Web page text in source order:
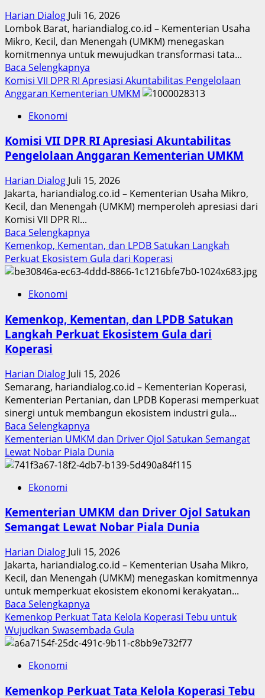
Bagi
Koperasi
Harian Dialog Juli 16, 2026
Lombok Barat, hariandialog.co.id – Kementerian Usaha
Mikro, Kecil, dan Menengah (UMKM) menegaskan
komitmennya untuk mewujudkan transformasi tata...
Baca Selengkapnya
more
about
Transformasi
Tata
UMKM
Melalui
SAPA
Komisi VII DPR RI Apresiasi Akuntabilitas Pengelolaan
Anggaran Kementerian UMKM
Ekonomi
Komisi VII DPR RI Apresiasi Akuntabilitas
Pengelolaan Anggaran Kementerian UMKM
Harian Dialog Juli 15, 2026
Jakarta, hariandialog.co.id – Kementerian Usaha Mikro,
Kecil, dan Menengah (UMKM) memperoleh apresiasi dari
Komisi VII DPR RI...
Baca Selengkapnya
more
about
Komisi
Apresiasi
Akuntabilitas
Kementerian
UMKM
Kemenkop, Kementan, dan LPDB Satukan Langkah
Perkuat Ekosistem Gula dari Koperasi
Ekonomi
Kemenkop, Kementan, dan LPDB Satukan
Langkah Perkuat Ekosistem Gula dari
Koperasi
Harian Dialog Juli 15, 2026
Semarang, hariandialog.co.id – Kementerian Koperasi,
Kementerian Pertanian, dan LPDB Koperasi memperkuat
sinergi untuk membangun ekosistem industri gula...
Baca Selengkapnya
more
about
Kemenkop,
Satukan
Langkah
Ekosistem
Gula
dari
Koperasi
Kementerian UMKM dan Driver Ojol Satukan Semangat
Lewat Nobar Piala Dunia
Ekonomi
Kementerian UMKM dan Driver Ojol Satukan
Semangat Lewat Nobar Piala Dunia
Harian Dialog Juli 15, 2026
Jakarta, hariandialog.co.id – Kementerian Usaha Mikro,
Kecil, dan Menengah (UMKM) menegaskan komitmennya
untuk memperkuat ekosistem ekonomi kerakyatan...
Baca Selengkapnya
more
about
Kementerian
Ojol
Kemenkop Perkuat Tata Kelola Koperasi Tebu untuk
Wujudkan Swasembada Gula
Ekonomi
Kemenkop Perkuat Tata Kelola Koperasi Tebu